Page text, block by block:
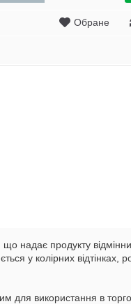
Обране
надає продукту
у колірних
для використання в